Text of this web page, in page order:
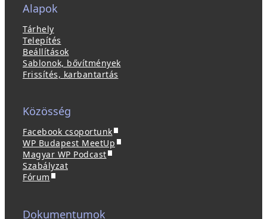
Alapok
Tárhely
Telepítés
Beállítások
Sablonok, bővítmények
Frissítés, karbantartás
Közösség
Facebook csoportunk(
ú
j
WP Budapest MeetUp (
Magyar WP Podcast(
Szabályzat
Fórum (
a
Dokumentumok